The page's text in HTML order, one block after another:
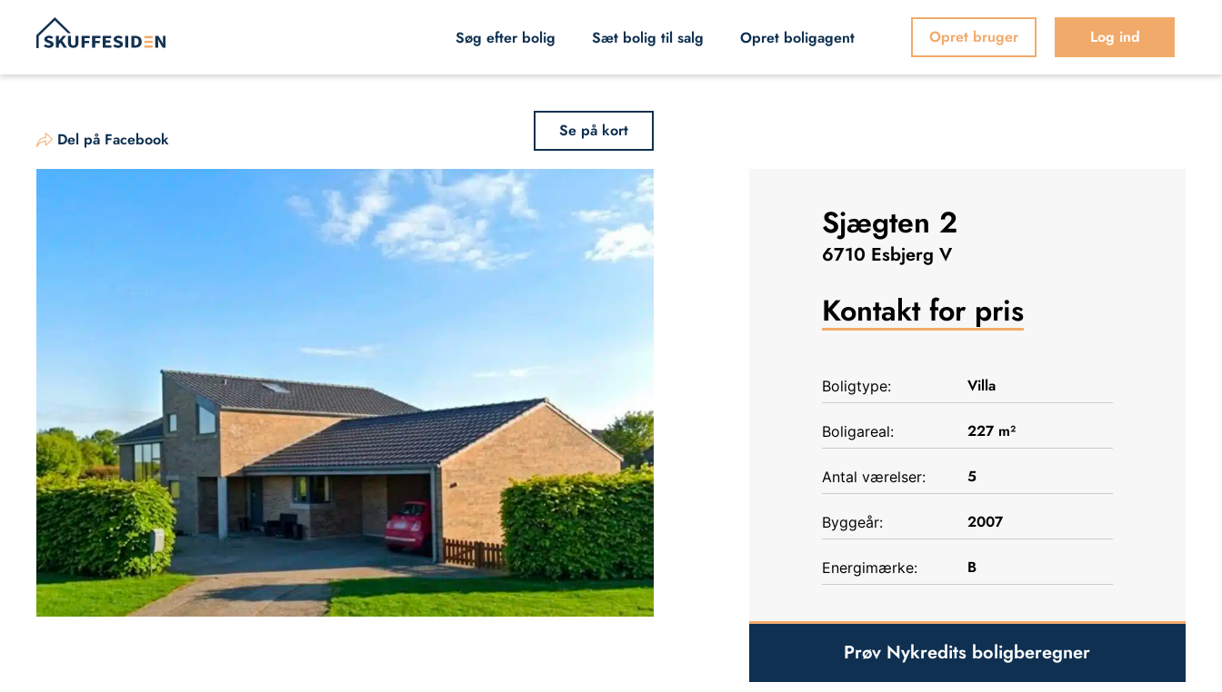
indhold
Opret bruger Log ind
Søg efter bolig Sæt bolig til salg Opret boligagent
Del på Facebook Se på kort
Sjægten 2
6710 Esbjerg V
Kontakt for pris
Boligtype: Villa
Boligareal: 227m²
Antal værelser: 5
Byggeår: 2007
Energimærke: B
Prøv Nykredits boligberegner